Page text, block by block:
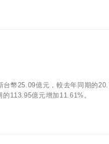
幣25.09億元，較去年同期的
113.95億元增加11.61%。